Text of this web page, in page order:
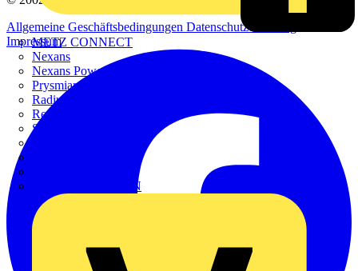
METZ CONNECT
Nexans
Nexans Power Accessories
Prysmian
Radium
Regiolux
SCHÜCO
STRIEBEL & JOHN
Allgemeine Geschäftsbedingungen Datenschutzerklärung
Impressum